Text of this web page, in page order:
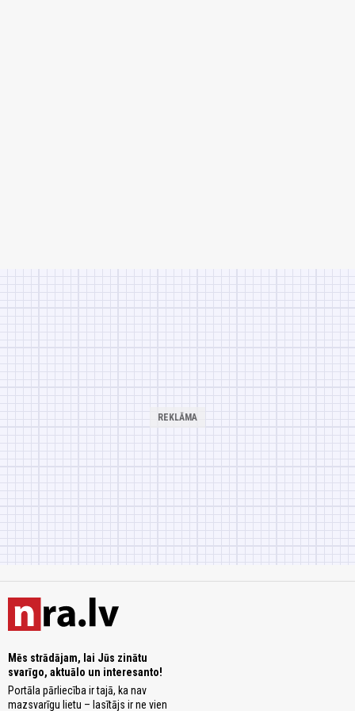
Mēs strādājam, lai Jūs zinātu
svarīgo, aktuālo un interesanto!
Portāla pārliecība ir tajā, ka nav
mazsvarīgu lietu – lasītājs ir ne vien